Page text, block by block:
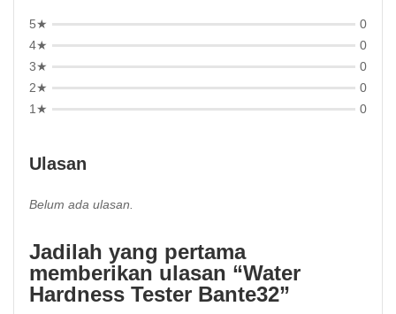
5★
0
4★
0
3★
0
2★
0
1★
0
Ulasan
Belum ada ulasan.
Jadilah yang pertama
memberikan ulasan “Water
Hardness Tester Bante32”